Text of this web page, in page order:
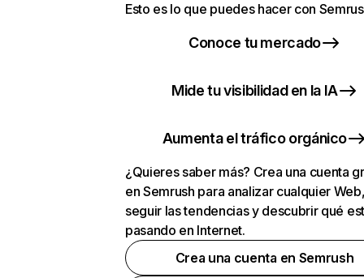
Esto es lo que puedes hacer con
Conoce tu mercado
Mide tu visibilidad en la IA
Aumenta el tráfico orgánico
¿Quieres saber más? Crea una cuenta
en Semrush para analizar cualquier
seguir las tendencias y descubrir qué
pasando en Internet.
Crea una cuenta en Semrush